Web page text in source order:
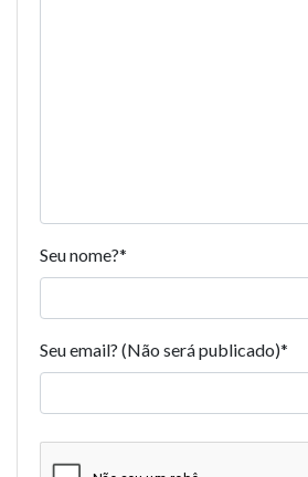
Seu nome?*
Seu email? (Não será publicado)*